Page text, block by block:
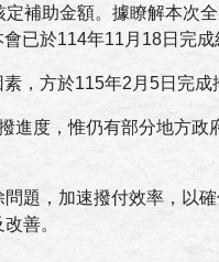
補助金額。據瞭解本次
已於114年11月18日完成
，方於115年2月5日完成
進度，惟仍有部分地方政
題，加速撥付效率，以
善。